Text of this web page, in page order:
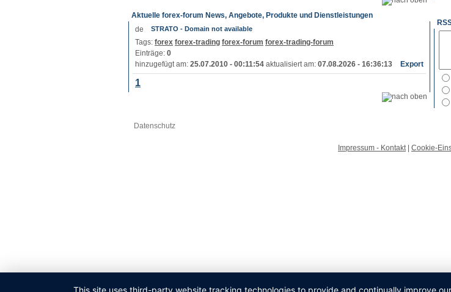
Aktuelle forex-forum News, Angebote, Produkte und Dienstleistungen
STRATO - Domain not available
Tags: forex forex-trading forex-forum forex-trading-forum
Einträge: 0
hinzugefügt am: 25.07.2010 - 00:11:54 aktualisiert am: 07.08.2026 - 16:36:13 Export
1
Datenschutz
Impressum - Kontakt| Cookie-
This site uses third-party website tracking technologies to provide and continually improve